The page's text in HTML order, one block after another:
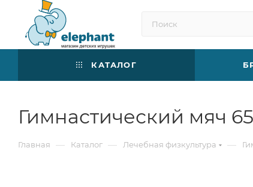
КАТАЛОГ
Гимнастический мяч
Главная — Каталог — Лечебная физкультура —